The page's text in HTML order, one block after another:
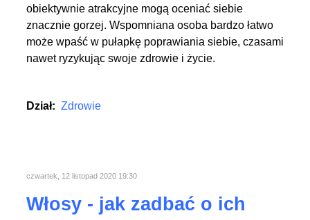
obiektywnie atrakcyjne mogą oceniać siebie
znacznie gorzej. Wspomniana osoba bardzo łatwo
może wpaść w pułapkę poprawiania siebie, czasami
nawet ryzykując swoje zdrowie i życie.
Dział: Zdrowie
czwartek, 12 listopad 2020 19:30
Włosy - jak zadbać o ich